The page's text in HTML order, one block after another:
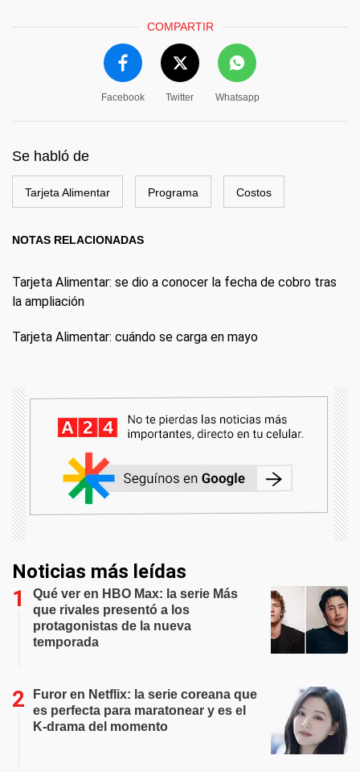
COMPARTIR
Facebook Twitter Whatsapp
Se habló de
Tarjeta Alimentar Programa Costos
NOTAS RELACIONADAS
Tarjeta Alimentar: se dio a conocer la fecha de cobro tras
la ampliación
Tarjeta Alimentar: cuándo se carga en mayo
Noticias más leídas
Qué ver en HBO Max: la serie Más
que rivales presentó a los
protagonistas de la nueva
temporada
Furor en Netflix: la serie coreana que
es perfecta para maratonear y es el
K-drama del momento